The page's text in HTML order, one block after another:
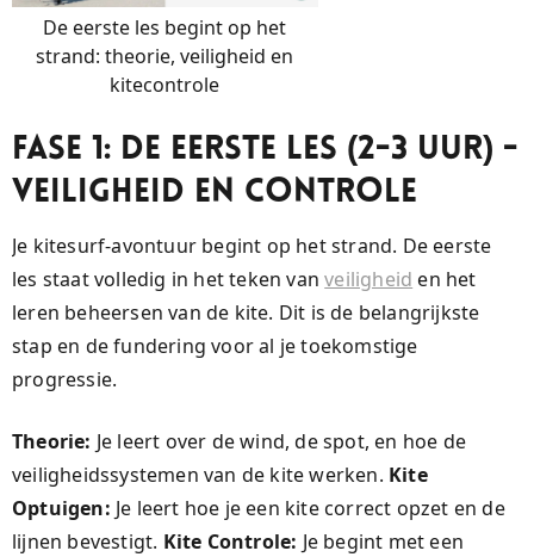
De eerste les begint op het
strand: theorie, veiligheid en
kitecontrole
Fase 1: De Eerste Les (2-3 uur) -
Veiligheid en Controle
Je kitesurf-avontuur begint op het strand. De eerste
les staat volledig in het teken vanveiligheid en het
leren beheersen van de kite. Dit is de belangrijkste
stap en de fundering voor al je toekomstige
progressie.
Theorie: Je leert over de wind, de spot, en hoe de
veiligheidssystemen van de kite werken. Kite
Optuigen: Je leert hoe je een kite correct opzet en de
lijnen bevestigt. Kite Controle: Je begint met een